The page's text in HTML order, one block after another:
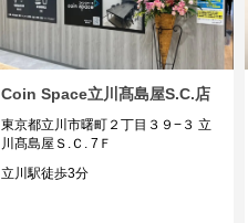
Coin Space立川髙島屋S.C.店
東京都立川市曙町２丁目３９−３ 立
川髙島屋Ｓ.Ｃ. 7Ｆ
立川駅徒歩3分